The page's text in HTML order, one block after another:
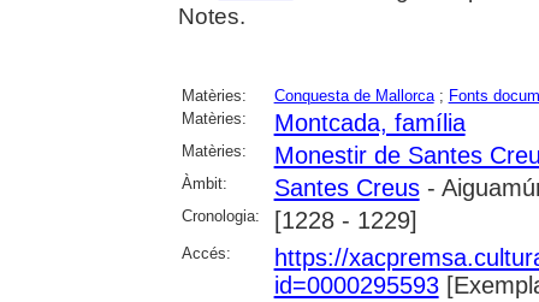
Notes.
Matèries: Conquesta de Mallorca; Fonts
Matèries:
Montcada, família
Matèries: Monestir de Santes
Àmbit: Santes Creus-
Cronologia: [1228 - 1229]
Accés:
https://
id=0000295593